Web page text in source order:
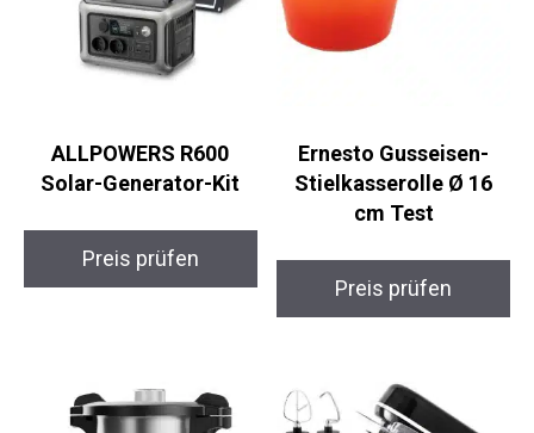
ALLPOWERS R600
Solar-Generator-Kit
Preis prüfen
Ernesto Gusseisen-
Stielkasserolle Ø 16
cm Test
Preis prüfen